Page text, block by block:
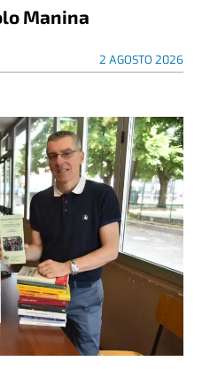
Manina
2 AGOSTO 2026